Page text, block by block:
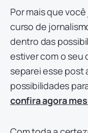
Por mais que
curso de
dentro das
estiver com o seu
separei esse post
possibilidades
confira agora